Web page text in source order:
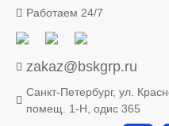
Работаем 24/7
zakaz@bskgrp.ru
Санкт-Петербург, ул.
помещ. 1-H, одис 365